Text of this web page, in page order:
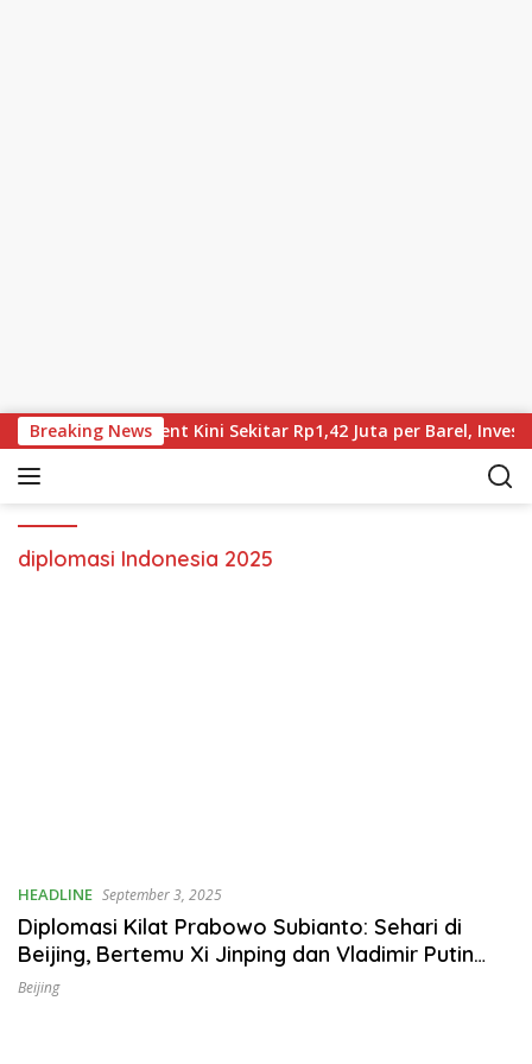
Breaking News
Terus Turun, Brent Kini Sekitar Rp1,42 Juta per Barel,
diplomasi Indonesia 2025
HEADLINE September 3, 2025
Diplomasi Kilat Prabowo Subianto: Sehari di
Beijing, Bertemu Xi Jinping dan Vladimir Putin
Sekaligus
Beijing